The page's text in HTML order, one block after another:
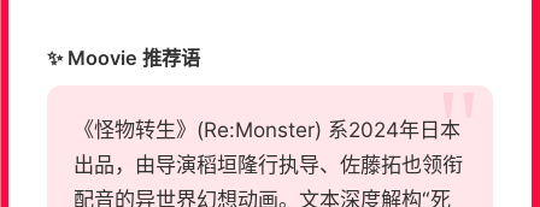
✨ Moovie 推荐语
《怪物转生》(Re:Monster) 系2024年日本
出品，由导演稻垣隆行执导、佐藤拓也领衔
配音的异世界幻想动画。文本深度解构“死